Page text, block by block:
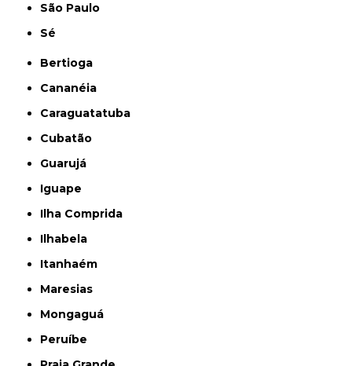
São Paulo
Sé
Bertioga
Cananéia
Caraguatatuba
Cubatão
Guarujá
Iguape
Ilha Comprida
Ilhabela
Itanhaém
Maresias
Mongaguá
Peruíbe